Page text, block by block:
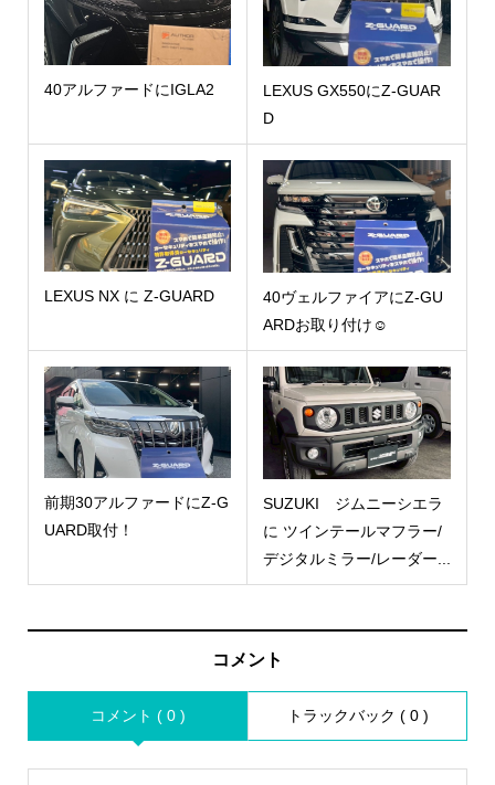
40アルファードにIGLA2
LEXUS GX550にZ-GUAR
D
LEXUS NX に Z-GUARD
40ヴェルファイアにZ-GU
ARDお取り付け☺︎
前期30アルファードにZ-G
UARD取付！
SUZUKI ジムニーシエラ
に ツインテールマフラー/
デジタルミラー/レーダー...
コメント
コメント ( 0 ) トラックバック ( 0 )